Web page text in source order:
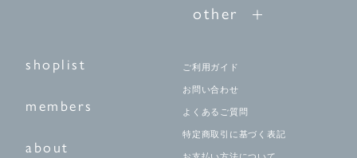
other
shoplist
members
about
ご利用ガイド
お問い合わせ
よくあるご質問
特定商取引に基づく表記